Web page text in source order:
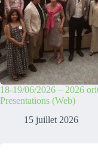
18-19/06/2026 – 2026
Presentations (Web)
15 juillet 2026